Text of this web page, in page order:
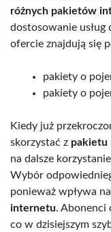
różnych pakietów
dostosowanie
ofercie znajdują się
pakiety o
pakiety o
Kiedy już
skorzystać z pakietu
na dalsze
Wybór
ponieważ wpływa
internetu. Abonenci
co w dzisiejszym